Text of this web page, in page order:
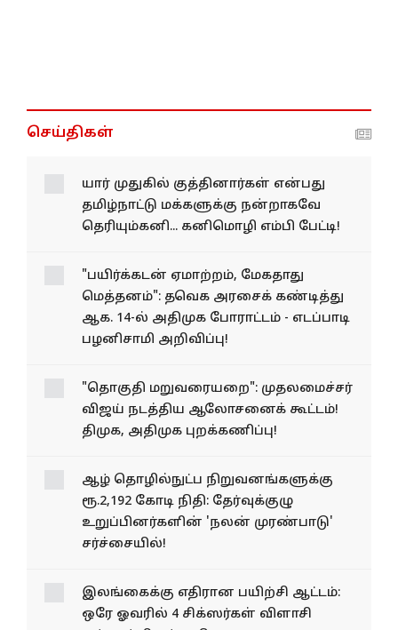
செய்திகள்
யார் முதுகில் குத்தினார்கள் என்பது
தமிழ்நாட்டு மக்களுக்கு நன்றாகவே
தெரியும்கனி... கனிமொழி எம்பி பேட்டி!
"பயிர்க்கடன் ஏமாற்றம், மேகதாது
மெத்தனம்": தவெக அரசைக் கண்டித்து
ஆக. 14-ல் அதிமுக போராட்டம் - எடப்பாடி
பழனிசாமி அறிவிப்பு!
"தொகுதி மறுவரையறை": முதலமைச்சர்
விஜய் நடத்திய ஆலோசனைக் கூட்டம்!
திமுக, அதிமுக புறக்கணிப்பு!
ஆழ் தொழில்நுட்ப நிறுவனங்களுக்கு
ரூ.2,192 கோடி நிதி: தேர்வுக்குழு
உறுப்பினர்களின் 'நலன் முரண்பாடு'
சர்ச்சையில்!
இலங்கைக்கு எதிரான பயிற்சி ஆட்டம்:
ஒரே ஓவரில் 4 சிக்ஸர்கள் விளாசி